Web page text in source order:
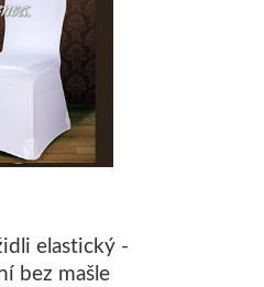
elastický -
bez mašle